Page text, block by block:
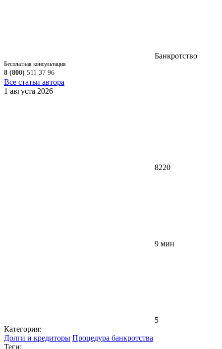
Банкротство
Бесплатная консультация
8 (800) 511 37 96
Все статьи автора
1 августа 2026
8220
9 мин
5
Категория:
Долги и кредиторы Процедура банкротства
Теги: